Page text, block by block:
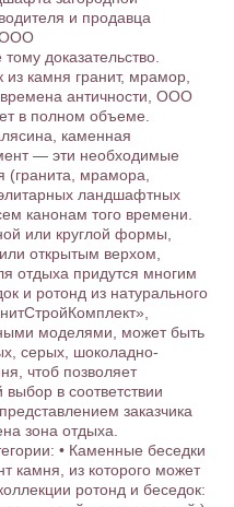
и продавца
ООО
доказательство.
камня гранит, мрамор,
времена античности, ООО
в полном объеме.
каменная
— эти необходимые
мрамора,
ландшафтных
канонам того времени.
или круглой формы,
открытым верхом,
отдыха придутся многим
и ротонд из натурального
моделями, может быть
серых, шоколадно-
чтоб позволяет
в соответствии
заказчика
зона отдыха.
• Каменные беседки
камня, из которого может
ротонд и беседок: